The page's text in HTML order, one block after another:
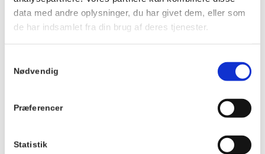
data med andre oplysninger, du har givet dem, eller som
de har indsamlet fra din brug af deres tjenester.
Nødvendig
Præferencer
Statistik
Info
Dato:
2. marts 2026
Serie:
Pris:
TILMELD